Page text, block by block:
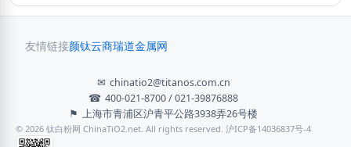
友情链接颜钛云商瑞道金属网
✉ chinatio2@titanos.com.cn
☎ 400-021-8700 / 021-39876888
⚑ 上海市青浦区沪青平公路3938弄26号楼
© 2026 钛白粉网 ChinaTiO2.net. All rights reserved. 沪ICP备14036837号-4